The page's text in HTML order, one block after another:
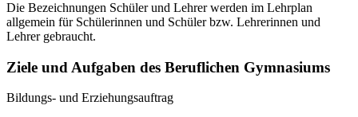
Die Bezeichnungen Schüler und Lehrer werden im Lehrplan
allgemein für Schülerinnen und Schüler bzw. Lehrerinnen und
Lehrer gebraucht.
Ziele und Aufgaben des Beruflichen Gymnasiums
Bildungs- und Erziehungsauftrag